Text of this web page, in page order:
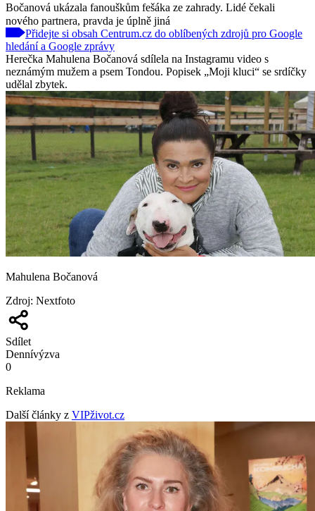
Bočanová ukázala fanouškům fešáka ze zahrady. Lidé čekali
nového partnera, pravda je úplně jiná
Přidejte si obsah Centrum.cz do oblíbených zdrojů pro Google
hledání a Google zprávy
Herečka Mahulena Bočanová sdílela na Instagramu video s
neznámým mužem a psem Tondou. Popisek „Moji kluci“ se srdíčky
udělal zbytek.
Mahulena Bočanová
Zdroj: Nextfoto
Sdílet
Dennívýzva
0
Reklama
Další články z VIPživot.cz